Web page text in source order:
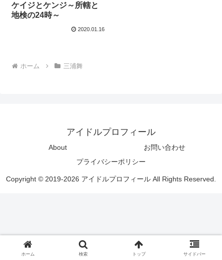
ケイジとケンジ～所轄と
地検の24時～
2020.01.16
ホーム 三浦舞
アイドルプロフィール
About
お問い合わせ
プライバシーポリシー
Copyright © 2019-2026 アイドルプロフィール All Rights Reserved.
ホーム 検索 トップ サイドバー